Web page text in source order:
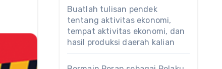
Buatlah tulisan pendek
tentang aktivitas ekonomi,
tempat aktivitas ekonomi, dan
hasil produksi daerah kalian